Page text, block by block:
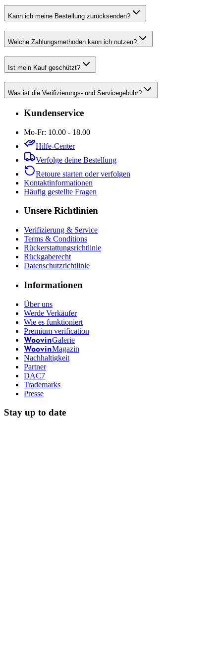
Kann ich meine Bestellung zurücksenden?
Welche Zahlungsmethoden kann ich nutzen?
Ist mein Kauf geschützt?
Was ist die Verifizierungs- und Servicegebühr?
Kundenservice
Mo-Fr: 10.00 - 18.00
Hilfe-Center
Verfolge deine Bestellung
Retoure starten oder verfolgen
Kontaktinformationen
Häufig gestellte Fragen
Unsere Richtlinien
Verifizierung & Service
Terms & Conditions
Rückerstattungsrichtlinie
Rückgaberecht
Datenschutzrichtlinie
Informationen
Über uns
Werde Verkäufer
Wie es funktioniert
Premium verification
WoovinGalerie
WoovinMagazin
Nachhaltigkeit
Partner
DAC7
Trademarks
Presse
Stay up to date